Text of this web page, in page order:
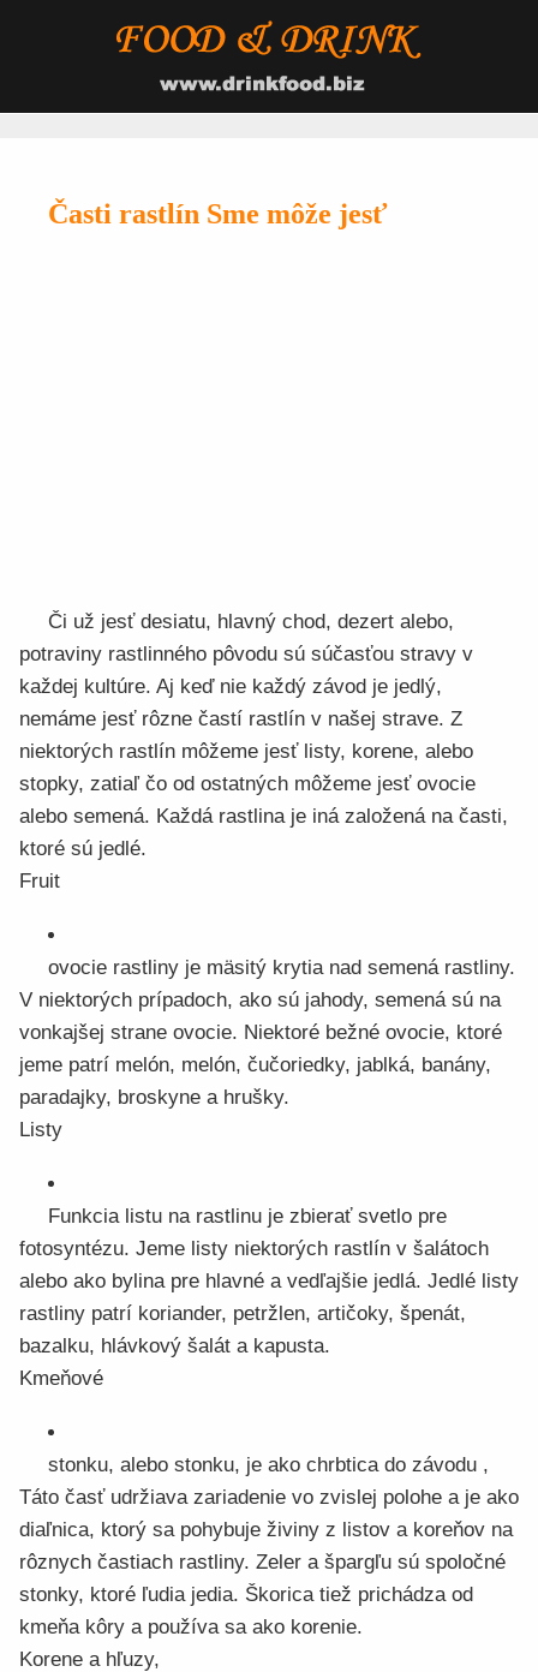
Časti rastlín Sme môže jesť
Či už jesť desiatu, hlavný chod, dezert alebo,
potraviny rastlinného pôvodu sú súčasťou stravy v
každej kultúre. Aj keď nie každý závod je jedlý,
nemáme jesť rôzne častí rastlín v našej strave. Z
niektorých rastlín môžeme jesť listy, korene, alebo
stopky, zatiaľ čo od ostatných môžeme jesť ovocie
alebo semená. Každá rastlina je iná založená na časti,
ktoré sú jedlé.
Fruit
ovocie rastliny je mäsitý krytia nad semená rastliny.
V niektorých prípadoch, ako sú jahody, semená sú na
vonkajšej strane ovocie. Niektoré bežné ovocie, ktoré
jeme patrí melón, melón, čučoriedky, jablká, banány,
paradajky, broskyne a hrušky.
Listy
Funkcia listu na rastlinu je zbierať svetlo pre
fotosyntézu. Jeme listy niektorých rastlín v šalátoch
alebo ako bylina pre hlavné a vedľajšie jedlá. Jedlé listy
rastliny patrí koriander, petržlen, artičoky, špenát,
bazalku, hlávkový šalát a kapusta.
Kmeňové
stonku, alebo stonku, je ako chrbtica do závodu ,
Táto časť udržiava zariadenie vo zvislej polohe a je ako
diaľnica, ktorý sa pohybuje živiny z listov a koreňov na
rôznych častiach rastliny. Zeler a špargľu sú spoločné
stonky, ktoré ľudia jedia. Škorica tiež prichádza od
kmeňa kôry a používa sa ako korenie.
Korene a hľuzy,